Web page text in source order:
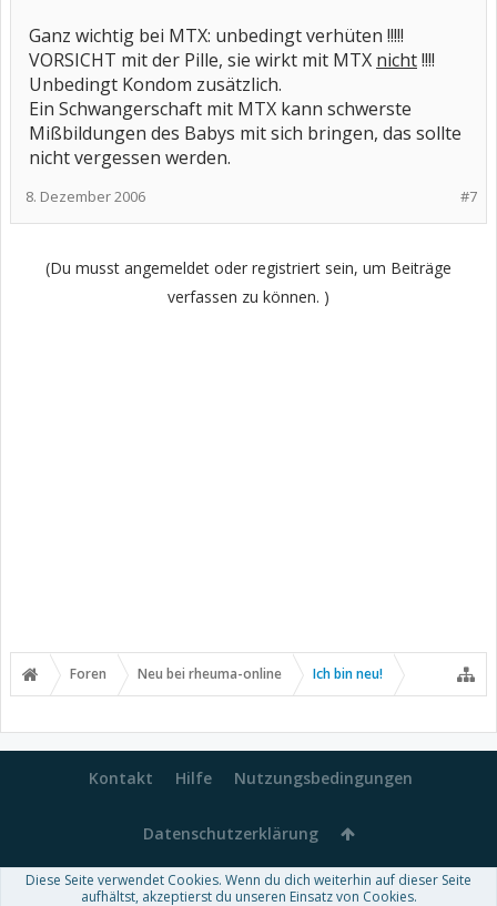
Ganz wichtig bei MTX: unbedingt verhüten !!!!!
VORSICHT mit der Pille, sie wirkt mit MTX nicht!!!!
Unbedingt Kondom zusätzlich.
Ein Schwangerschaft mit MTX kann schwerste
Mißbildungen des Babys mit sich bringen, das sollte
nicht vergessen werden.
#7
8. Dezember 2006
(Du musst angemeldet oder registriert sein, um Beiträge
verfassen zu können. )
Foren Neu bei rheuma-online Ich bin neu!
Kontakt Hilfe Nutzungsbedingungen
Datenschutzerklärung
Forum software by XenForo™-Deutsch von xenDach
Diese Seite verwendet Cookies. Wenn du dich weiterhin auf dieser Seite
aufhältst, akzeptierst du unseren Einsatz von Cookies.